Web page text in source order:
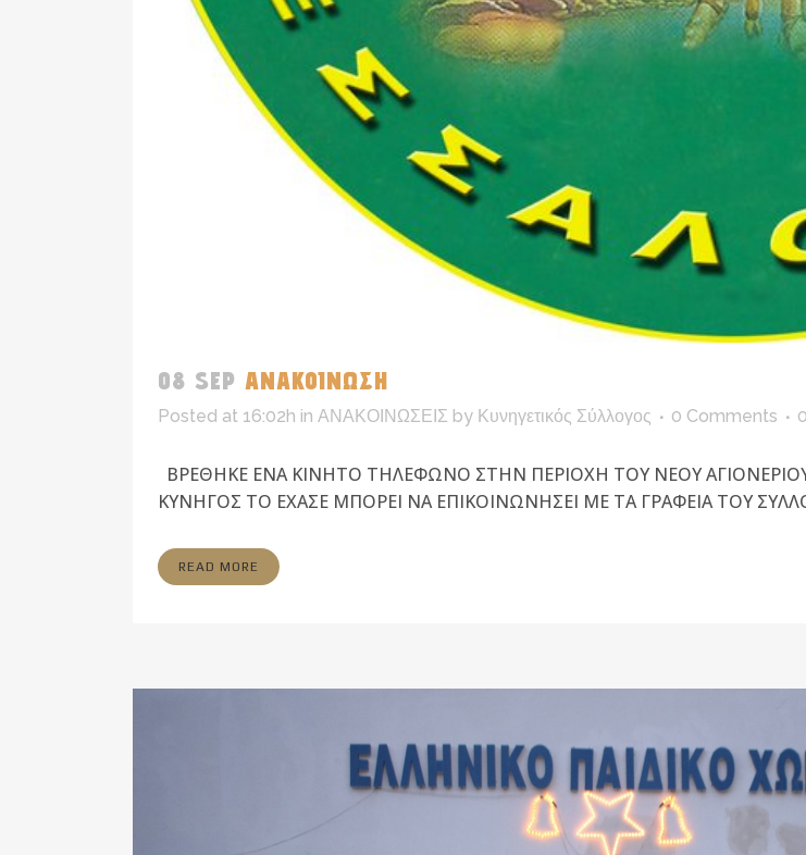
08 SEP ΑΝΑΚΟΙΝΩΣΗ
Posted at 16:02h in ΑΝΑΚΟΙΝΩΣΕΙΣ by Κυνηγετικός Σύλλογος 0 Comments 0
BPEΘHKE ENA KINHTO THΛEΦΩNO ΣTHN ΠEPIOXH TOY NEOY
KYNHΓOΣ TO EXAΣE ΜΠΟΡΕΙ NA ΕΠΙΚΟΙΝΩΝΗΣΕΙ ΜΕ ΤΑ ΓΡΑΦΕΙΑ ΤΟΥ
READ MORE